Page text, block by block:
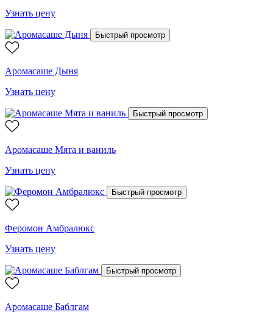
Узнать цену
Быстрый просмотр
Аромасаше Дыня
Узнать цену
Быстрый просмотр
Аромасаше Мята и ваниль
Узнать цену
Быстрый просмотр
Феромон Амбралюкс
Узнать цену
Быстрый просмотр
Аромасаше Баблгам